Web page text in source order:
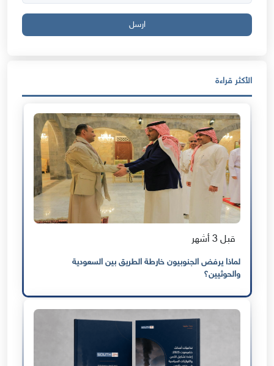
ارسل
الأكثر قراءة
قبل 3 أشهر
لماذا يرفض الجنوبيون خارطة الطريق بين السعودية
والحوثيين؟